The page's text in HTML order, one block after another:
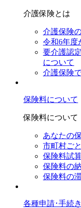
介護保険とは
介護保険
令和6年度
要介護認
について
介護保険
保険料について
保険料について
あなたの
市町村ご
保険料試
保険料の
保険料の
各種申請･手続